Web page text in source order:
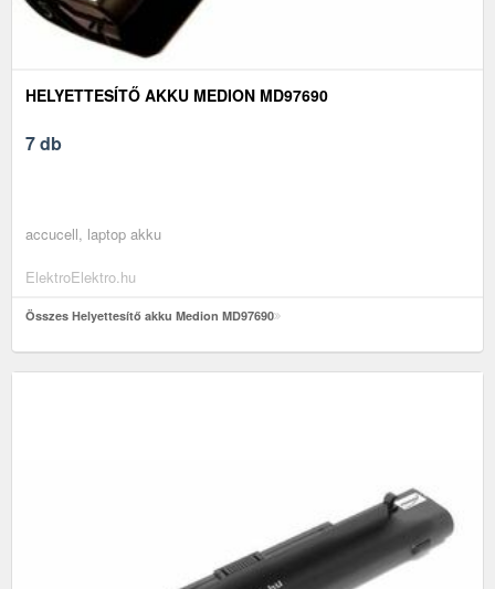
HELYETTESÍTŐ AKKU MEDION MD97690
7 db
accucell, laptop akku
ElektroElektro.hu
Összes Helyettesítő akku Medion MD97690